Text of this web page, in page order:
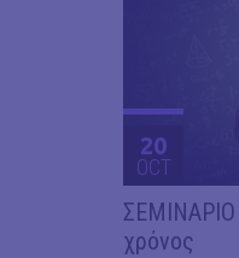
20
OCT
χρόνος